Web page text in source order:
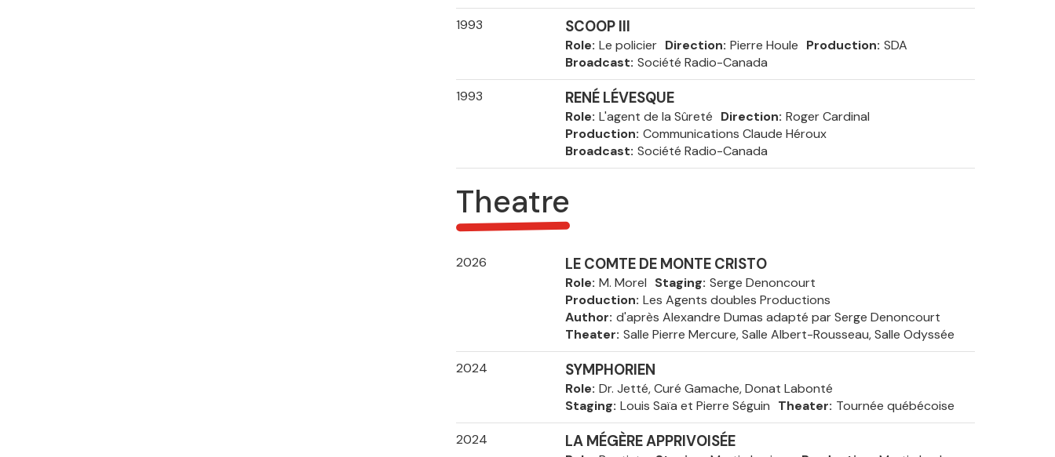
1993 SCOOP III
Role Le policier Direction Pierre Houle Production SDA
Broadcast Société Radio-Canada
1993 RENÉ LÉVESQUE
Role L'agent de la Sûreté Direction Roger Cardinal
Production Communications Claude Héroux
Broadcast Société Radio-Canada
Theatre
2026 LE COMTE DE MONTE CRISTO
Role M. Morel Staging Serge Denoncourt
Production Les Agents doubles Productions
Author d'après Alexandre Dumas adapté par Serge Denoncourt
Theater Salle Pierre Mercure, Salle Albert-Rousseau, Salle Odyssée
2024 SYMPHORIEN
Role Dr. Jetté, Curé Gamache, Donat Labonté
Staging Louis Saïa et Pierre Séguin Theater Tournée québécoise
2024 LA MÉGÈRE APPRIVOISÉE